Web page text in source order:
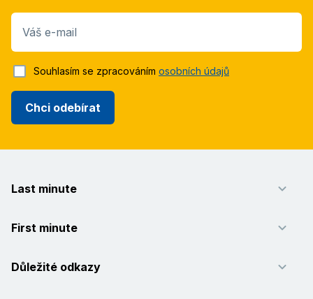
Váš e-mail
Chci odebírat
Souhlasím se zpracováním osobních údajů
Last minute
First minute
Důležité odkazy